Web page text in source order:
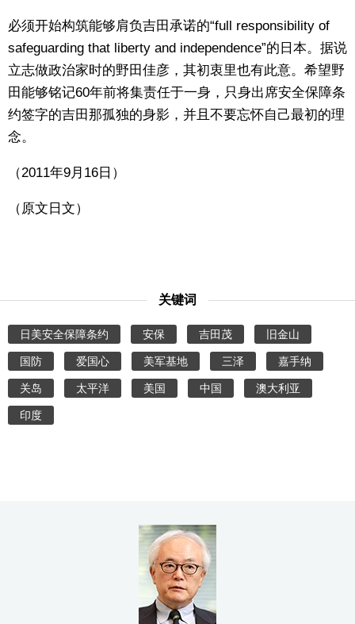
必须开始构筑能够肩负吉田承诺的“full responsibility of
safeguarding that liberty and independence”的日本。据说
立志做政治家时的野田佳彦，其初衷里也有此意。希望野
田能够铭记60年前将集责任于一身，只身出席安全保障条
约签字的吉田那孤独的身影，并且不要忘怀自己最初的理
念。
（2011年9月16日）
（原文日文）
关键词
日美安全保障条约 安保 吉田茂 旧金山
国防 爱国心 美军基地 三泽 嘉手纳
关岛 太平洋 美国 中国 澳大利亚
印度